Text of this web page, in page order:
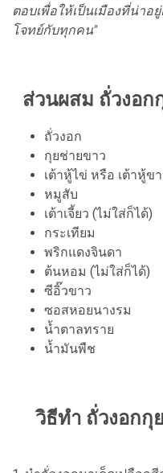
ตอบเพื่อให้เป็นเมืองที่น่า
โจทย์กับทุกคน"
ส่วนผสม ถั่วงอก
ถั่วงอก
กุยช่ายขาว
เต้าหู้ไข่ หรือ เต้าหู้ข
หมูสับ
เต้าเจี้ยว (ไม่ใส่ก็ได้)
กระเทียม
พริกแดงจินดา
ต้นหอม (ไม่ใส่ก็ได้)
ซีอิ๊วขาว
ซอสหอยนางรม
น้ำตาลทราย
น้ำมันพืช
วิธีทำ ถั่วงอกกุ